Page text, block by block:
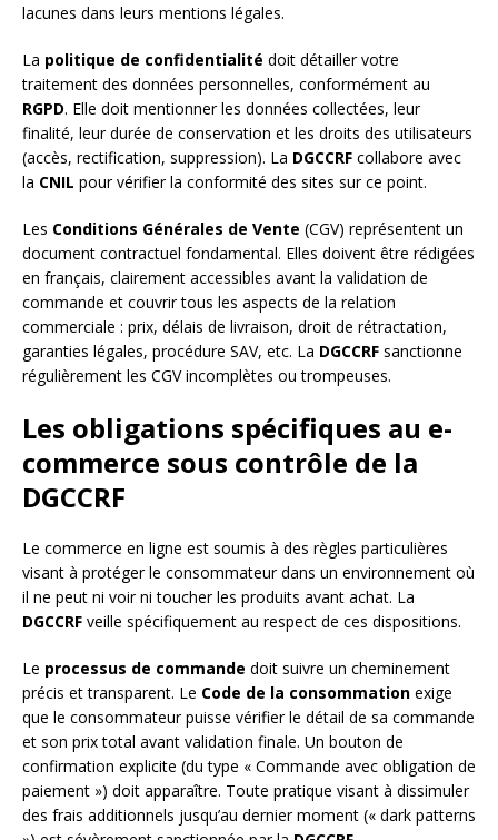
lacunes dans leurs mentions légales.
La politique de confidentialité doit détailler votre
traitement des données personnelles, conformément au
RGPD. Elle doit mentionner les données collectées, leur
finalité, leur durée de conservation et les droits des utilisateurs
(accès, rectification, suppression). La DGCCRF collabore avec
la CNIL pour vérifier la conformité des sites sur ce point.
Les Conditions Générales de Vente (CGV) représentent un
document contractuel fondamental. Elles doivent être rédigées
en français, clairement accessibles avant la validation de
commande et couvrir tous les aspects de la relation
commerciale : prix, délais de livraison, droit de rétractation,
garanties légales, procédure SAV, etc. La DGCCRF sanctionne
régulièrement les CGV incomplètes ou trompeuses.
Les obligations spécifiques au e-
commerce sous contrôle de la
DGCCRF
Le commerce en ligne est soumis à des règles particulières
visant à protéger le consommateur dans un environnement où
il ne peut ni voir ni toucher les produits avant achat. La
DGCCRF veille spécifiquement au respect de ces dispositions.
Le processus de commande doit suivre un cheminement
précis et transparent. Le Code de la consommation exige
que le consommateur puisse vérifier le détail de sa commande
et son prix total avant validation finale. Un bouton de
confirmation explicite (du type « Commande avec obligation de
paiement ») doit apparaître. Toute pratique visant à dissimuler
des frais additionnels jusqu’au dernier moment (« dark patterns